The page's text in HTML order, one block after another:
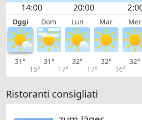
Oggi Dom Lun Mar Mer
31°
15°
31°
17°
32°
17°
32°
16°
32°
Ristoranti consigliati